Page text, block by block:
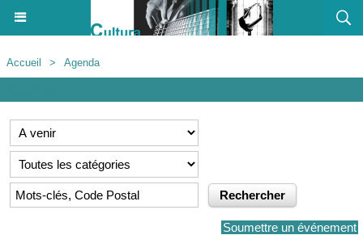
Accueil > Agenda
Soumettre un événement